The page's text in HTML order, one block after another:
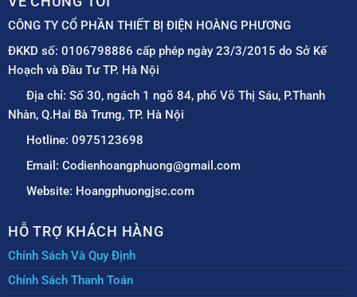
CÔNG TY CỔ PHẦN THIẾT BỊ ĐIỆN HOÀNG PHƯƠNG
ĐKKD số: 0106798886 cấp phép ngày 23/3/2015 do Sở Kế
Hoạch và Đầu Tư TP. Hà Nội
Địa chỉ: Số 30, ngách 1 ngõ 84, phố Võ Thị Sáu, P.Thanh
Nhàn, Q.Hai Bà Trưng, TP. Hà Nội
Hotline: 0975123698
Email: Codienhoangphuong@gmail.com
Website: Hoangphuongjsc.com
HỖ TRỢ KHÁCH HÀNG
Chính Sách Và Quy Định
Chính Sách Thanh Toán